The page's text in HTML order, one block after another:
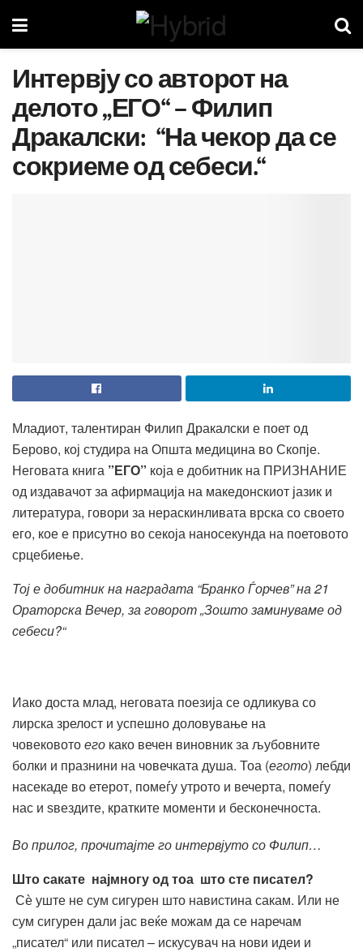
Интервју со авторот на
делото „ЕГО“ – Филип
Дракалски: “На чекор да се
сокриеме од себеси.“
Младиот, талентиран Филип Дракалски е поет од
Берово, кој студира на Општа медицина во Скопје.
Неговата книга ”ЕГО” која е добитник на ПРИЗНАНИЕ
од издавачот за афирмација на македонскиот јазик и
литература, говори за нераскинливата врска со своето
его, кое е присутно во секоја наносекунда на поетовото
срцебиење.
Тој е добитник на наградата “Бранко Ѓорчев” на 21
Ораторска Вечер, за говорот „Зошто заминуваме од
себеси?“
Иако доста млад, неговата поезија се одликува со
лирска зрелост и успешно доловување на
човековотоего како вечен виновник за љубовните
болки и празнини на човечката душа. Тоа (егото) лебди
насекаде во етерот, помеѓу утрото и вечерта, помеѓу
нас и ѕвездите, кратките моменти и бесконечноста.
Во прилог, прочитајте го интервјуто со Филип…
Што сакате најмногу од тоа што сте писател?
Сѐ уште не сум сигурен што навистина сакам. Или не
сум сигурен дали јас веќе можам да се наречам
„писател“ или писател – искусувач на нови идеи и